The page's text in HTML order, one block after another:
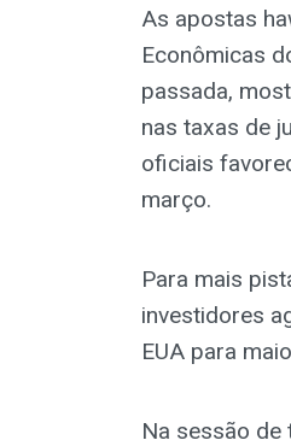
As apostas
Econômicas
passada,
nas taxas de
oficiais
março.
Para mais
investidores
EUA para
Na sessão